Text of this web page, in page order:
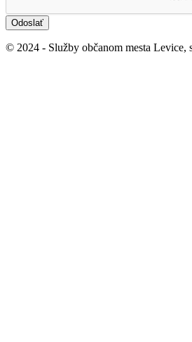
Odoslať
© 2024 - Služby občanom mesta Levice,